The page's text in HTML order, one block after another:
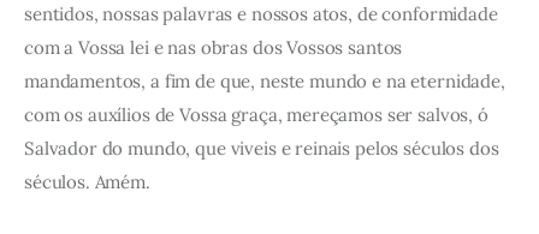
sentidos, nossas palavras e nossos atos, de conformidade
com a Vossa lei e nas obras dos Vossos santos
mandamentos, a fim de que, neste mundo e na eternidade,
com os auxílios de Vossa graça, mereçamos ser salvos, ó
Salvador do mundo, que viveis e reinais pelos séculos dos
séculos. Amém.